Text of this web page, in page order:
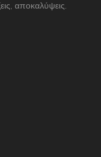
αποκαλύψεις.